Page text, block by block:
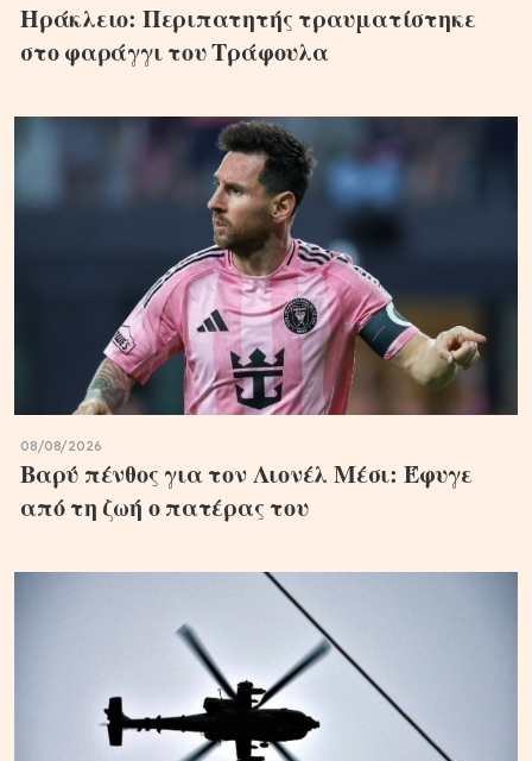
Ηράκλειο: Περιπατητής τραυματίστηκε
στο φαράγγι του Τράφουλα
08/08/2026
Βαρύ πένθος για τον Λιονέλ Μέσι: Έφυγε
από τη ζωή ο πατέρας του